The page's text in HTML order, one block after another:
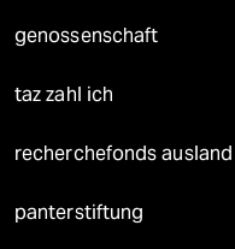
genossenschaft
taz zahl ich
recherchefonds ausland
panterstiftung